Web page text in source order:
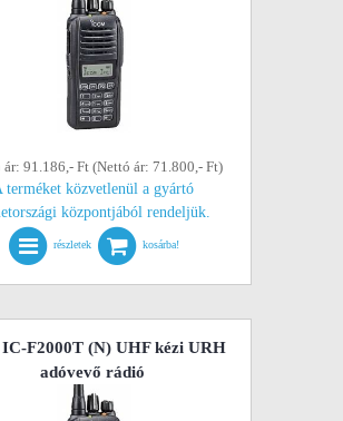
91.186,- Ft (Nettó ár: 71.800,- Ft)
terméket közvetlenül a gyártó
központjából rendeljük.
részletek kosárba!
F2000T (N) UHF kézi URH
adóvevő rádió